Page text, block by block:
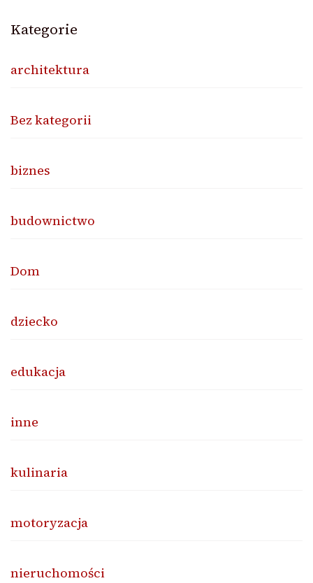
Kategorie
architektura
Bez kategorii
biznes
budownictwo
Dom
dziecko
edukacja
inne
kulinaria
motoryzacja
nieruchomości